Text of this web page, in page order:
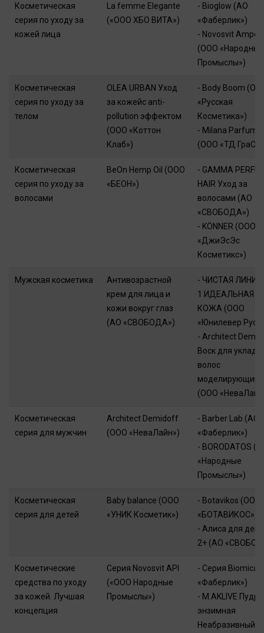
Косметическая
серия по уходу за
кожей лица
La femme Elegante
(«ООО ХБО ВИТА»)
- Bioglow (АО
«Фаберлик»)
- Novosvit
(ООО «Народные
Промыслы»)
Косметическая
серия по уходу за
телом
OLEA URBAN Уход
за кожейс anti-
pollution эффектом
(ООО «Коттон
Клаб»)
- Body Boom
«Русская
Косметика»)
- Milana Parfum
(ООО «ТД
Косметическая
серия по уходу за
волосами
BeOn Hemp Oil (ООО
«БЕОН»)
- GAMMA
HAIR Уход за
волосами (АО
«СВОБОДА»)
- KÖNNER (ООО
«ДжиЭсЭс
Косметикс»)
Мужская косметика
Антивозрастной
крем для лица и
кожи вокруг глаз
(АО «СВОБОДА»)
- ЧИСТАЯ ЛИНИЯ
1 ИДЕАЛЬНАЯ
КОЖА (ООО
«Юнилевер
- Architect
Воск для
волос
моделирующий
(ООО
Косметическая
серия для мужчин
Architect Demidoff
(ООО «НеваЛайн»)
- Barber Lab (АО
«Фаберлик»)
- BORODATOS
«Народные
Промыслы»)
Косметическая
серия для детей
Baby balance (ООО
«УНИК Косметик»)
- Botavikos (ООО
«БОТАВИКОС»)
- Алиса для
2+ (АО
Косметические
средства по уходу
за кожей. Лучшая
концепция
Серия Novosvit API
(«ООО Народные
Промыслы»)
- Серия Biomica
«Фаберлик»)
- M.AKLIVE Пудра
энзимная
Неабразивный